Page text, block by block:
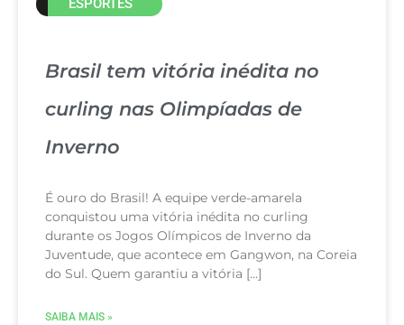
ESPORTES
Brasil tem vitória inédita no
curling nas Olimpíadas de
Inverno
É ouro do Brasil! A equipe verde-amarela
conquistou uma vitória inédita no curling
durante os Jogos Olímpicos de Inverno da
Juventude, que acontece em Gangwon, na Coreia
do Sul. Quem garantiu a vitória […]
SAIBA MAIS »